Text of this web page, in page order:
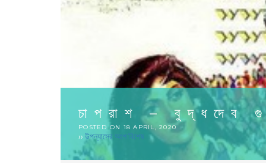
চাপরাশ – বুদ্ধদেব
POSTED ON 18 APRIL, 2020
›› উপন্যাসের অংশ বিশেষ